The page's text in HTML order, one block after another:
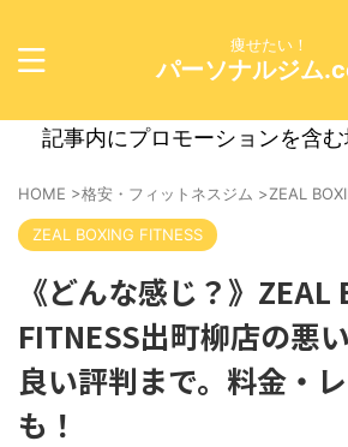
痩せたい！
パーソナルジム
記事内にプロモーションを含
HOME >格安・フィットネスジム >ZEAL
ZEAL BOXING FITNESS
《どんな感じ？》ZEAL
FITNESS出町柳店の悪
良い評判まで。料金・
も！